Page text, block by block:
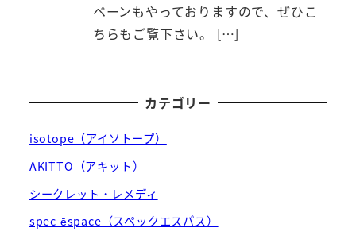
ペーンもやっておりますので、ぜひこ
ちらもご覧下さい。 […]
カテゴリー
isotope（アイソトープ）
AKITTO（アキット）
シークレット・レメディ
spec ēspace（スペックエスパス）